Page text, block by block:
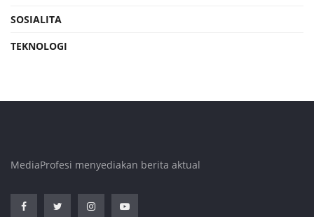
SOSIALITA
TEKNOLOGI
MediaProfesi menyediakan berita aktual